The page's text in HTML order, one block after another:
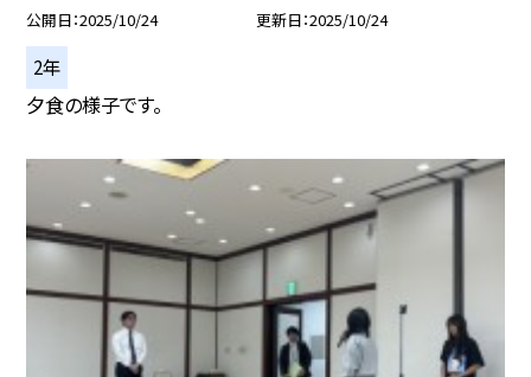
公開日 2025/10/24 更新日 2025/10/24
2年
夕食の様子です。